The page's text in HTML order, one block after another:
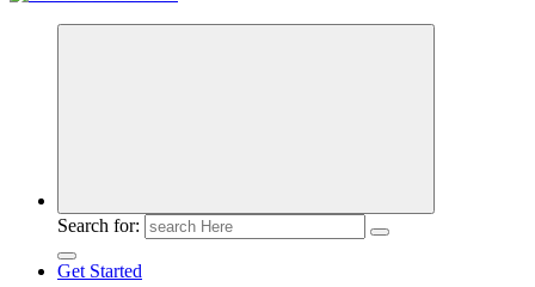
Meldungen die Resonanz finden
Search for:
Get Started